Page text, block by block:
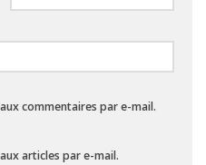
commentaires par e-mail.
articles par e-mail.